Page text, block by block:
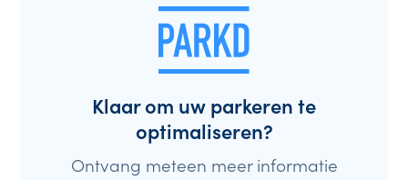
Klaar om uw parkeren te
optimaliseren?
Ontvang meteen meer informatie